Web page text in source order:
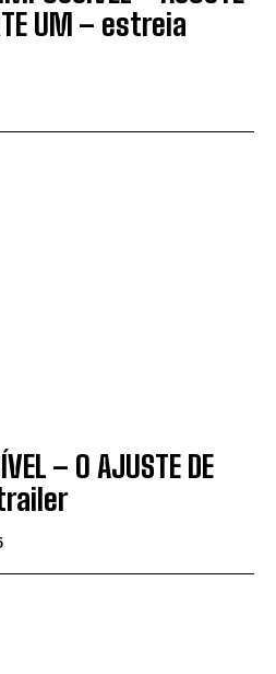
UM – estreia
– O AJUSTE DE
trailer